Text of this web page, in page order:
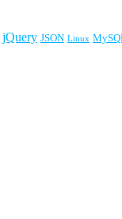
jQuery JSON Linux